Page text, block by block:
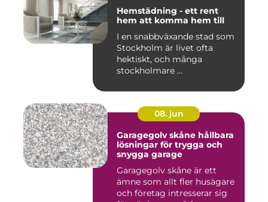
Hemstädning - ett rent
hem att komma hem till
I en snabbväxande stad som
Stockholm är livet ofta
hektiskt, och många
stockholmare ...
08. jun
Garagegolv skåne hållbara
lösningar för trygga och
snygga garage
Garagegolv skåne är ett
ämne som allt fler husägare
och företag intresserar sig